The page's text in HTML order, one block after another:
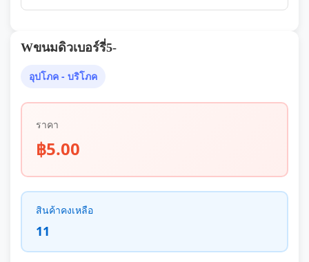
Wขนมดิวเบอร์รี่5-
อุปโภค - บริโภค
ราคา
฿5.00
สินค้าคงเหลือ
11